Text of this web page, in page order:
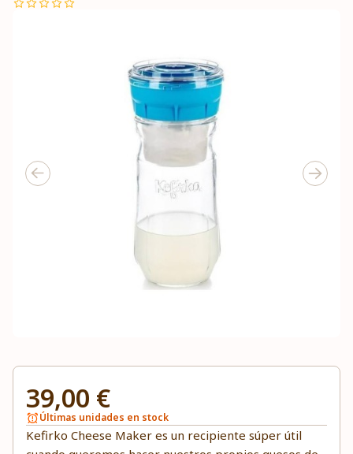
39,00 €
Últimas unidades en stock
Kefirko Cheese Maker es un recipiente súper útil